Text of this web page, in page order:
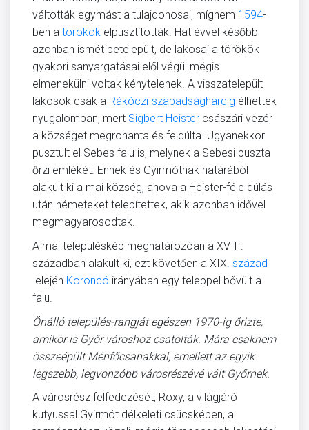
váltották egymást a tulajdonosai, mígnem 1594-
ben a törökök elpusztították. Hat évvel később
azonban ismét betelepült, de lakosai a törökök
gyakori sanyargatásai elől végül mégis
elmenekülni voltak kénytelenek. A visszatelepült
lakosok csak a Rákóczi-szabadságharcig élhettek
nyugalomban, mert Sigbert Heister császári vezér
a községet megrohanta és feldúlta. Ugyanekkor
pusztult el Sebes falu is, melynek a Sebesi puszta
őrzi emlékét. Ennek és Gyirmótnak határából
alakult ki a mai község, ahova a Heister-féle dúlás
után németeket telepítettek, akik azonban idővel
megmagyarosodtak.
A mai településkép meghatározóan a XVIII.
században alakult ki, ezt követően a XIX. század
elején Koroncó irányában egy teleppel bővült a
falu.
Önálló település-rangját egészen 1970-ig őrizte,
amikor is Győr városhoz csatolták. Mára csaknem
összeépült Ménfőcsanakkal, emellett az egyik
legszebb, legvonzóbb városrészévé vált Győrnek.
A városrész felfedezését, Roxy, a világjáró
kutyussal Gyirmót délkeleti csücskében, a